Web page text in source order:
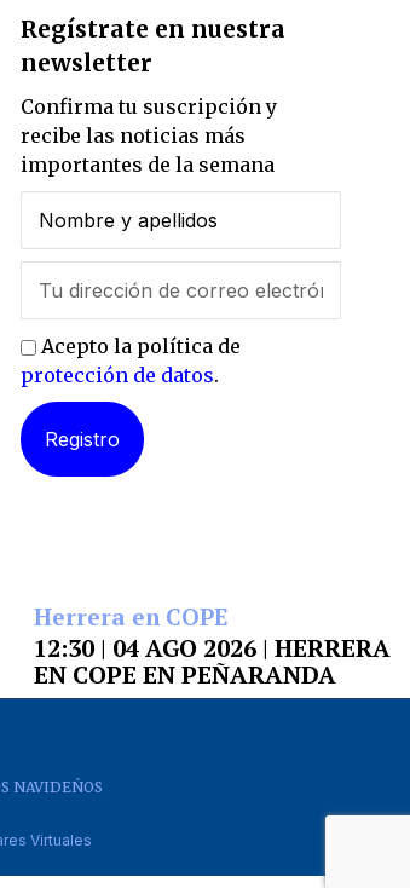
Regístrate en nuestra
newsletter
Confirma tu suscripción y
recibe las noticias más
importantes de la semana
Acepto la política de
protección de datos.
Herrera en COPE
12:30 | 04 AGO 2026 | HERRERA
EN COPE EN PEÑARANDA
NAVIDEÑOS
Virtuales